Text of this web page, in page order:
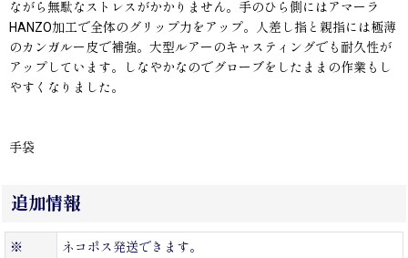
ながら無駄なストレスがかかりません。手のひら側にはアマーラ
HANZO加工で全体のグリップ力をアップ。人差し指と親指には極薄
のカンガルー皮で補強。大型ルアーのキャスティングでも耐久性が
アップしています。しなやかなのでグローブをしたままの作業もし
やすくなりました。
手袋
追加情報
※ ネコポス発送できます。